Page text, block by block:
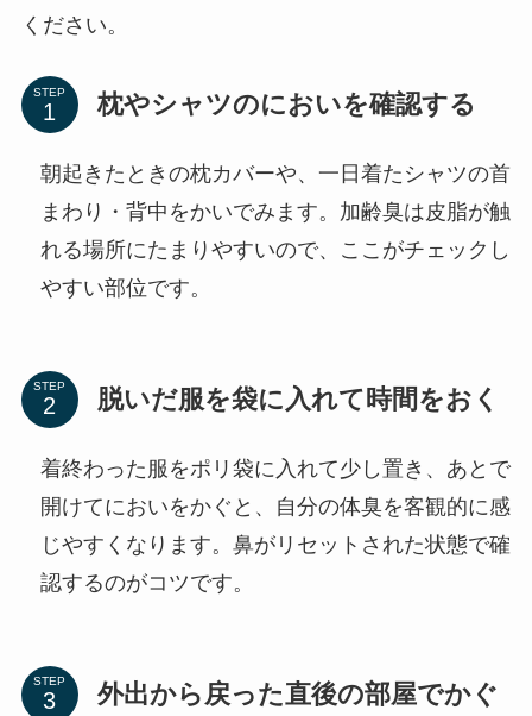
ください。
STEP 枕やシャツのにおいを確認する
朝起きたときの枕カバーや、一日着たシャツの首
まわり・背中をかいでみます。加齢臭は皮脂が触
れる場所にたまりやすいので、ここがチェックし
やすい部位です。
STEP 脱いだ服を袋に入れて時間をおく
着終わった服をポリ袋に入れて少し置き、あとで
開けてにおいをかぐと、自分の体臭を客観的に感
じやすくなります。鼻がリセットされた状態で確
認するのがコツです。
STEP 外出から戻った直後の部屋でかぐ